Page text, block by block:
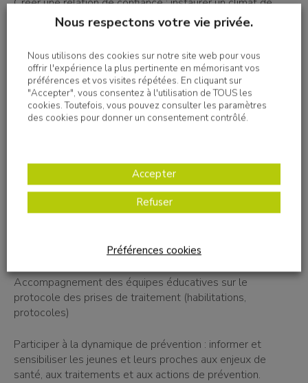
bien-être et d¿écoute, tout en apportant soutien et
réconfort aux personnes accompagnées et à leurs
proches.
Travailler en équipe pluridisciplinaire : collaborer avec les
autres professionnels de santé, éducatifs et pédagogiques
et participer activement à l¿élaboration du projet
personnalisé du jeune accompagné.
Personne référente en matière de santé pour l¿équipe.
(salariés de la structure)
Accompagnement des équipes éducatives sur le
protocole des prises de traitement (habilitations,
protocoles)
Participer à la dynamique de prévention : informer et
sensibiliser les jeunes et leurs proches aux enjeux de
santé, aux traitements et aux actions de prévention.
Nous respectons votre vie privée.
Nous utilisons des cookies sur notre site web pour vous
offrir l'expérience la plus pertinente en mémorisant vos
préférences et vos visites répétées. En cliquant sur
"Accepter", vous consentez à l'utilisation de TOUS les
cookies. Toutefois, vous pouvez consulter les paramètres
des cookies pour donner un consentement contrôlé.
Accepter
Refuser
Préférences cookies